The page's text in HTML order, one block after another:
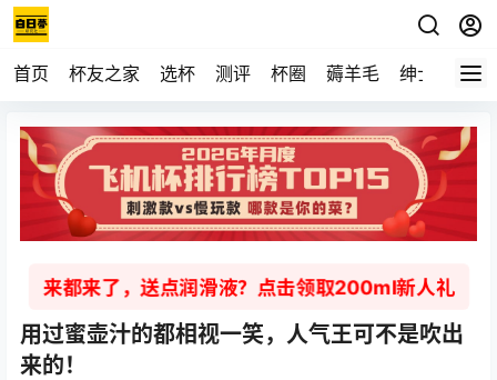
首页 杯友之家 选杯 测评 杯圈 薅羊毛 绅士 视频
来都来了，送点润滑液？点击领取200ml新人礼
用过蜜壶汁的都相视一笑，人气王可不是吹出
来的！